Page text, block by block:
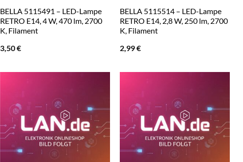
BELLA 5115491 – LED-Lampe
RETRO E14, 4 W, 470 lm, 2700
K, Filament
3,50€
BELLA 5115514 – LED-Lampe
RETRO E14, 2,8 W, 250 lm, 2700
K, Filament
2,99€